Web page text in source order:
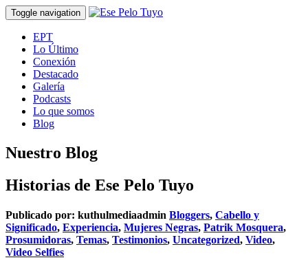
Toggle navigation
EPT
Lo Último
Conexión
Destacado
Galería
Podcasts
Lo que somos
Blog
Nuestro Blog
Historias de Ese Pelo Tuyo
Publicado por: kuthulmediaadmin Bloggers, Cabello y
Significado, Experiencia, Mujeres Negras, Patrik Mosquera,
Prosumidoras, Temas, Testimonios, Uncategorized, Video,
Video Selfies